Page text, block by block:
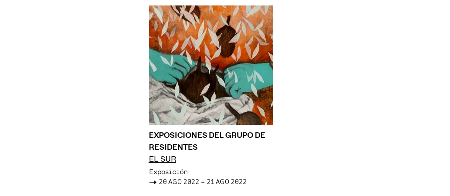
EXPOSICIONES DEL GRUPO DE
RESIDENTES
EL SUR
Exposición
-> 20 AGO 2022 – 21 AGO 2022